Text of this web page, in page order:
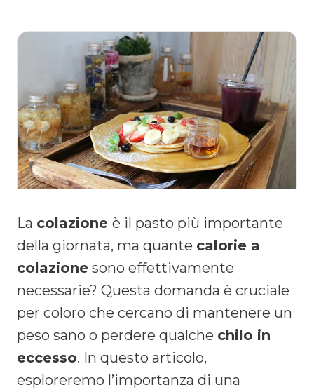
La colazione è il pasto più importante
della giornata, ma quante calorie a
colazione sono effettivamente
necessarie? Questa domanda è cruciale
per coloro che cercano di mantenere un
peso sano o perdere qualche chilo in
eccesso. In questo articolo,
esploreremo l’importanza di una